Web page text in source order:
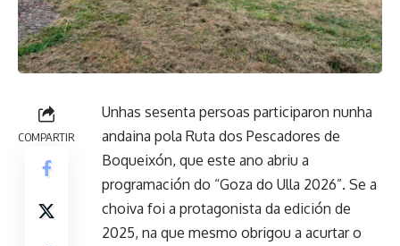
COMPARTIR
Unhas sesenta persoas participaron nunha
andaina pola Ruta dos Pescadores de
Boqueixón, que este ano abriu a
programación do “Goza do Ulla 2026”. Se a
choiva foi a protagonista da edición de
2025, na que mesmo obrigou a acurtar o